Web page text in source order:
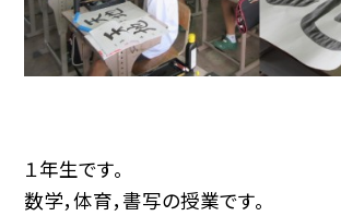
１年生です。
数学，体育，書写の授業です。